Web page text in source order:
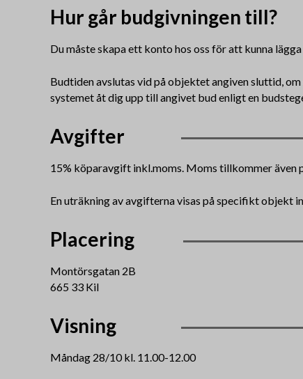
Hur går budgivningen till?
Du måste skapa ett konto hos oss för att kunna
Budtiden avslutas vid på objektet angiven sluttid,
systemet åt dig upp till angivet bud enligt en
Avgifter
15% köparavgift inkl.moms. Moms tillkommer även
En uträkning av avgifterna visas på specifikt objekt
Placering
Montörsgatan 2B
665 33 Kil
Visning
Måndag 28/10 kl. 11.00-12.00